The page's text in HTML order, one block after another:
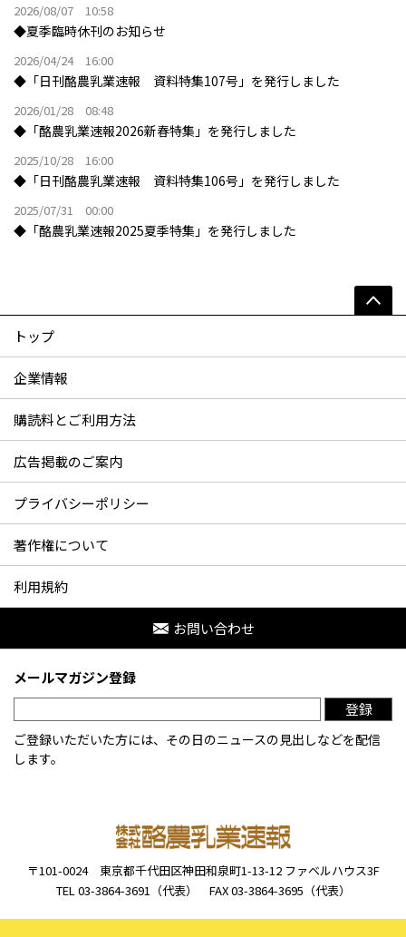
2026/08/07 10:58
◆夏季臨時休刊のお知らせ
2026/04/24 16:00
◆「日刊酪農乳業速報 資料特集107号」を発行しました
2026/01/28 08:48
◆「酪農乳業速報2026新春特集」を発行しました
2025/10/28 16:00
◆「日刊酪農乳業速報 資料特集106号」を発行しました
2025/07/31 00:00
◆「酪農乳業速報2025夏季特集」を発行しました
トップ
企業情報
購読料とご利用方法
広告掲載のご案内
プライバシーポリシー
著作権について
利用規約
お問い合わせ
〒101-0024 東京都千代田区神田和泉町1-13-12 ファベルハウス3F
TEL 03-3864-3691（代表）
FAX 03-3864-3695（代表）
メールマガジン登録
登録
ご登録いただいた方には、その日のニュースの見出しなどを配信
します。